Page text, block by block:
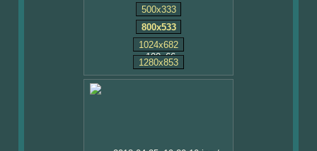
500x333
800x533
1024x682
1280x853